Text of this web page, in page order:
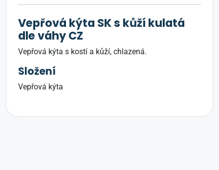
Vepřová kýta SK s kůží kulatá
dle váhy CZ
Vepřová kýta s kostí a kůží, chlazená.
Složení
Vepřová kýta